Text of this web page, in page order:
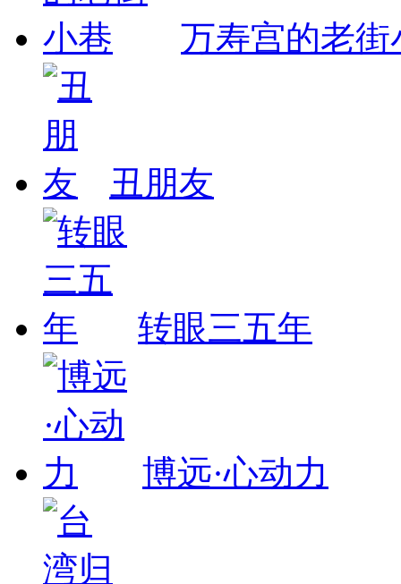
万寿宫的老街
丑朋友
转眼三五年
博远·心动力